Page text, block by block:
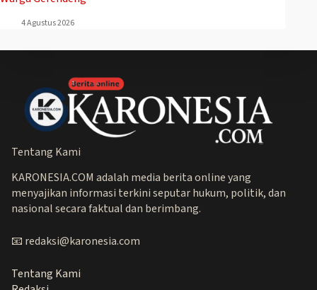
4 Agustus 2026
Tentang Kami
KARONESIA.COM adalah media berita online yang
menyajikan informasi terkini seputar hukum, politik, dan
nasional secara faktual dan berimbang.
📧 redaksi@karonesia.com
Tentang Kami